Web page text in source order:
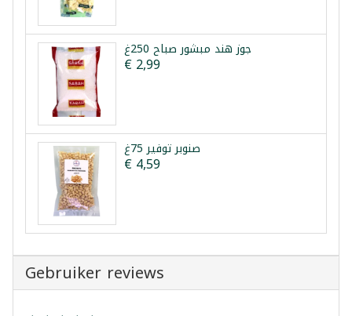
جوز هند مبشور صباح 250غ
€ 2,99
صنوبر توفير 75غ
€ 4,59
Gebruiker reviews